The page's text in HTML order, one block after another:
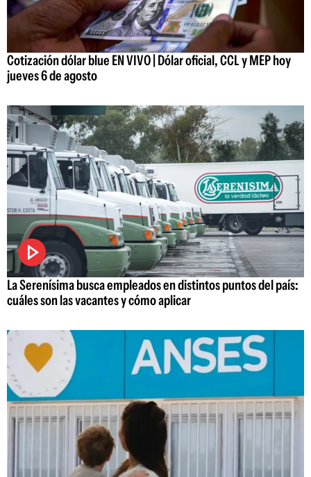
Cotización dólar blue EN VIVO | Dólar oficial, CCL y MEP hoy
jueves 6 de agosto
La Serenísima busca empleados en distintos puntos del país:
cuáles son las vacantes y cómo aplicar